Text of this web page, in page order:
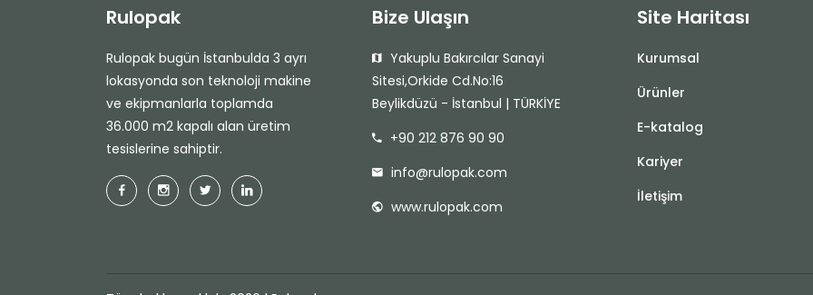
Rulopak
Rulopak bugün İstanbulda 3 ayrı
lokasyonda son teknoloji makine
ve ekipmanlarla toplamda
36.000 m2 kapalı alan üretim
tesislerine sahiptir.
Bize Ulaşın
Yakuplu Bakırcılar Sanayi
Sitesi,Orkide Cd.No:16
Beylikdüzü - İstanbul | TÜRKİYE
+90 212 876 90 90
info@rulopak.com
www.rulopak.com
Site Haritası
Kurumsal
Ürünler
E-katalog
Kariyer
İletişim